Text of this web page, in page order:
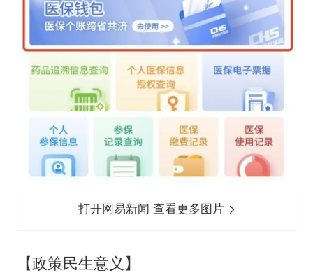
打开网易新闻 查看更多图片
【政策民生意义】